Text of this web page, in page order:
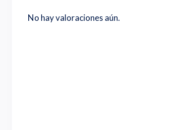
No hay valoraciones aún.